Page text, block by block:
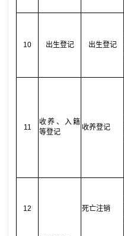
10 出生登记 出生登记
11
收养、入籍
等登记
收养登记
12 死亡注销